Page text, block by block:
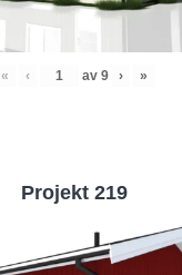
« ‹ av 9 › »
Projekt 219